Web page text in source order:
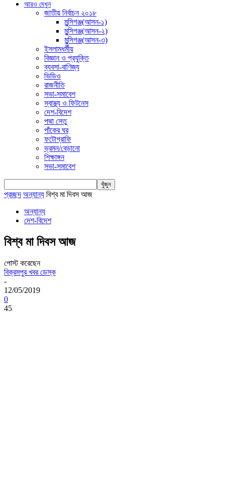
আরও দেখুন
জাতীয় নির্বাচন ২০১৮
মুন্সিগঞ্জ(আসন-১)
মুন্সিগঞ্জ(আসন-২)
মুন্সিগঞ্জ(আসন-৩)
ইসলামধর্মীয়
বিজ্ঞান ও প্রযুক্তি
ব্যবসা-বাণিজ্য
ভিডিও
রাজনীতি
সভা-সমাবেশ
স্বাস্থ্য ও ফিটনেস
দেশ-বিদেশ
পদ্মা সেতু
পাঁকের ঘর
ফটোগ্রাফি
ভ্রমন/বেড়ানো
শিক্ষাঙ্গন
সভা-সমাবেশ
প্রচ্ছদ অন্যান্য বিশ্ব মা দিবস আজ
অন্যান্য
দেশ-বিদেশ
বিশ্ব মা দিবস আজ
পোস্ট করেছেন
বিক্রমপুর খবর ডেস্ক
-
12/05/2019
0
45